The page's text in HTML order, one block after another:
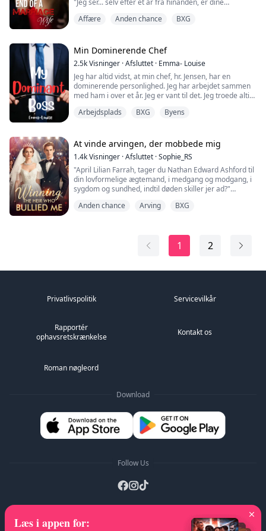
"Jeg ser... selv efter et år fra hinanden, er dine
så på hende med et svagt hint af afsky.
For et år siden havde hun knap nok undsluppet cellen,
hvor han havde låst hende inde - i hans forfædres slot i
Grækenland... efter at...
Affære Anden chance BXG
Min Dominerende Chef
2.5kVisninger ·Afsluttet · Emma- Louise
Jeg har altid vidst, at min chef, hr. Jensen, har en
dominerende personlighed. Jeg har arbejdet sammen
med ham i over et år. Jeg er vant til det. Jeg troede altid,
brug for at være sådan, men jeg lærte snart, at det er
Hr. Jensen og jeg har ikke haft andet end et
arbejdsmæssigt forhold. Han bossede rundt med mig,
og jeg lyttede. Men...
Arbejdsplads BXG Byens
At vinde arvingen, der mobbede mig
1.4kVisninger ·Afsluttet ·Sophie_RS
"April Lilian Farrah, tager du Nathan Edward Ashford til
din lovformelige ægtemand, i medgang og modgang, i
sygdom og sundhed, indtil døden skiller jer ad?"
øjeblikkeligt: "Det gør jeg."
modgang, i sygdom og sundhed, indtil døden skiller jer
Anden chance Arving BXG
1 2
Privatlivspolitik Servicevilkår
Rapportér
ophavsretskrænkelse
Kontakt os
Roman nøgleord
Download
Follow Us
A-Z lister A B I J K
Læs i appen for: